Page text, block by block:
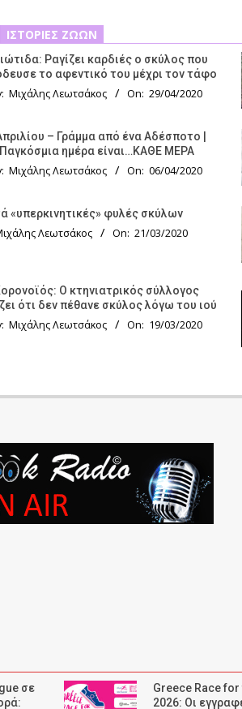
ΙΣΤΟΡΊΕΣ ΖΏΩΝ
Ραγίζει καρδιές ο σκύλος που
το αφεντικό του μέχρι τον τάφο
Μιχάλης Λεωτσάκος On: 29/04/2020
– Γράμμα από ένα Αδέσποτο |
Παγκόσμια ημέρα είναι…ΚΑΘΕ ΜΕΡΑ
Μιχάλης Λεωτσάκος On: 06/04/2020
«υπερκινητικές» φυλές σκύλων
Λεωτσάκος On: 21/03/2020
Ο κτηνιατρικός σύλλογος
ότι δεν πέθανε σκύλος λόγω του ιού
Μιχάλης Λεωτσάκος On: 19/03/2020
σε
Greece Race
2026: Οι